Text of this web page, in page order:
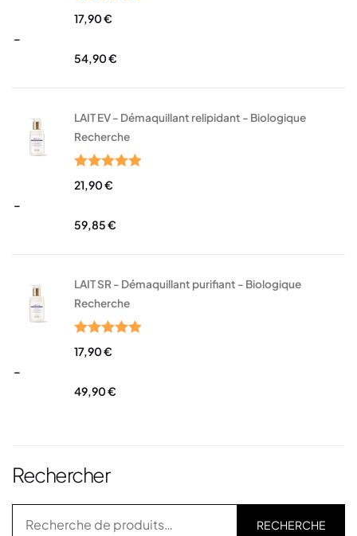
Note 5.00
17,90€
–
54,90€
LAIT EV - Démaquillant relipidant - Biologique
Recherche
Note5.00
21,90€
–
59,85€
LAIT SR - Démaquillant purifiant - Biologique
Recherche
Note 5.00
17,90€
–
49,90€
Rechercher
RECHERCHE